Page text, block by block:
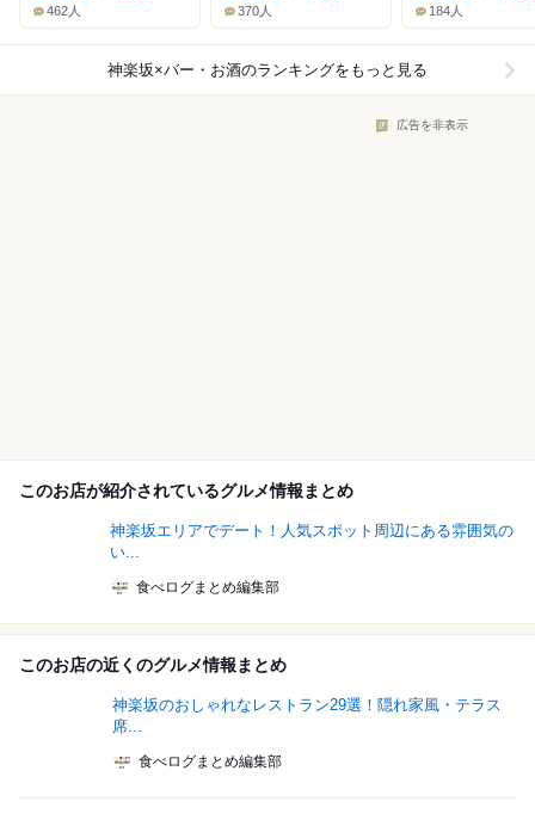
462人 370人 184人
神楽坂×バー・お酒のランキングをもっと見る
広告を非表示
このお店が紹介されているグルメ情報まとめ
神楽坂エリアでデート！人気スポット周辺にある雰囲気の
い...
食べログまとめ編集部
このお店の近くのグルメ情報まとめ
神楽坂のおしゃれなレストラン29選！隠れ家風・テラス
席...
食べログまとめ編集部